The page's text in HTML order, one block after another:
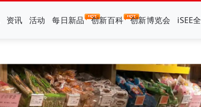
资讯 活动 每日新品 创新百科 创新博览会 iSEE